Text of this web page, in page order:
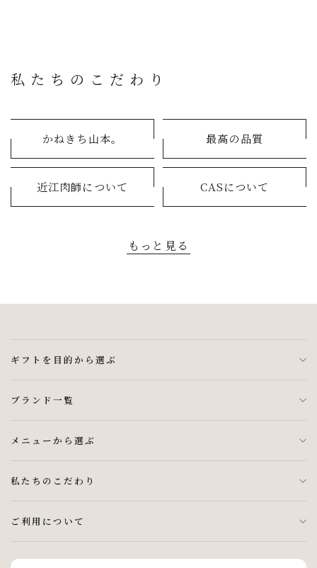
私たちのこだわり
かねきち山本。 最高の品質
近江肉師について CASについて
もっと見る
ギフトを目的から選ぶ
ブランド一覧
メニューから選ぶ
私たちのこだわり
ご利用について